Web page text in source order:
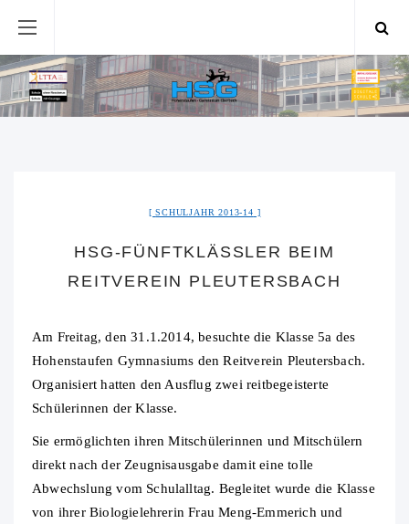
SCHULJAHR 2013-14
HSG-FÜNFTKLÄSSLER BEIM
REITVEREIN PLEUTERSBACH
Am Freitag, den 31.1.2014, besuchte die Klasse 5a des
Hohenstaufen Gymnasiums den Reitverein Pleutersbach.
Organisiert hatten den Ausflug zwei reitbegeisterte
Schülerinnen der Klasse.
Sie ermöglichten ihren Mitschülerinnen und Mitschülern
direkt nach der Zeugnisausgabe damit eine tolle
Abwechslung vom Schulalltag. Begleitet wurde die Klasse
von ihrer Biologielehrerin Frau Meng-Emmerich und